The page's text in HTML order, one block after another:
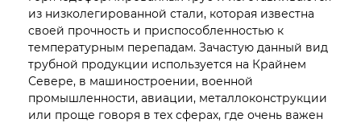
из низколегированной стали, которая известна
своей прочность и приспособленностью к
температурным перепадам. Зачастую данный вид
трубной продукции используется на Крайнем
Севере, в машиностроении, военной
промышленности, авиации, металлоконструкции
или проще говоря в тех сферах, где очень важен